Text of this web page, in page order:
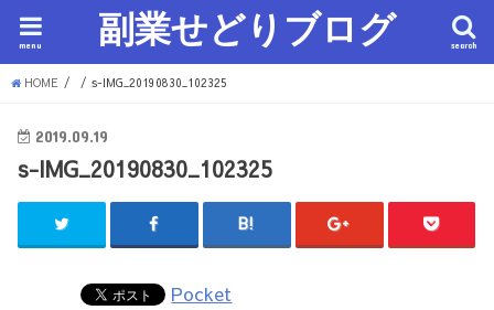
副業せどりブログ search
menu
HOME s-IMG_20190830_102325
2019.09.19
s-IMG_20190830_102325
Pocket